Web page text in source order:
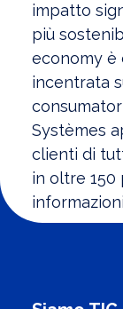
impatto
più
economy è
incentrata
Systèmes
clienti di
in oltre 150